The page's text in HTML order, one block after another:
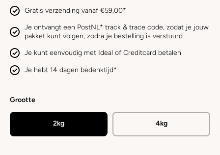
Gratis verzending vanaf €59,00*
Je ontvangt een PostNL* track & trace code, zodat je jouw
pakket kunt volgen, zodra je bestelling is verstuurd
Je kunt eenvoudig met Ideal of Creditcard betalen
Je hebt 14 dagen bedenktijd*
Grootte
2kg 4kg